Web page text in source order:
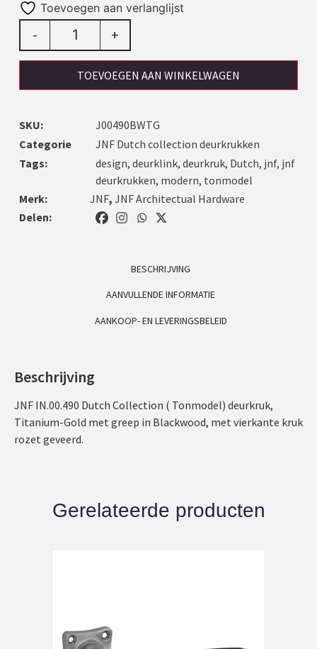
Toevoegen aan verlanglijst
- +
TOEVOEGEN AAN WINKELWAGEN
SKU:
J00490BWTG
Categorie
JNF Dutch collection deurkrukken
Tags:
design, deurklink, deurkruk, Dutch, jnf, jnf
deurkrukken, modern, tonmodel
Merk:
JNF, JNF Architectual Hardware
Delen:
BESCHRIJVING
AANVULLENDE INFORMATIE
AANKOOP- EN LEVERINGSBELEID
Beschrijving
JNF IN.00.490 Dutch Collection ( Tonmodel) deurkruk,
Titanium-Gold met greep in Blackwood, met vierkante kruk
rozet geveerd.
Gerelateerde producten